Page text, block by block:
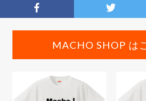
MACHO SHOP は